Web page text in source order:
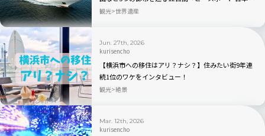
周クルーズ 2027年夏」
観光 世界遺産
Jun. 27th, 2026
kurisencho
【横浜市への移住はアリ？ナシ？】住みたい街9年連
続1位のワケをインタビュー！
観光 絶景
Mar. 12th, 2026
kurisencho